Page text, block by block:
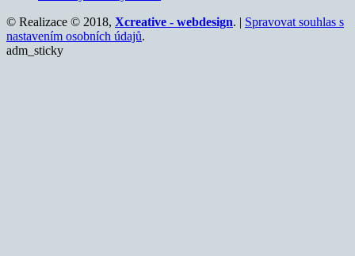
© Realizace © 2018, Xcreative - webdesign. | Spravovat souhlas s
nastavením osobních údajů.
adm_sticky